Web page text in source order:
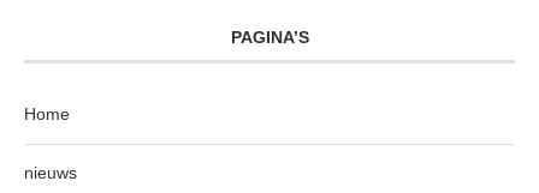
PAGINA’S
Home
nieuws